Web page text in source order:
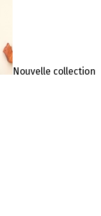
Nouvelle collection